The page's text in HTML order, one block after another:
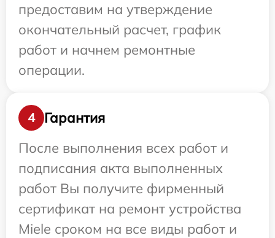
предоставим на утверждение
окончательный расчет, график
работ и начнем ремонтные
операции.
4
Гарантия
После выполнения всех работ и
подписания акта выполненных
работ Вы получите фирменный
сертификат на ремонт устройства
Miele сроком на все виды работ и